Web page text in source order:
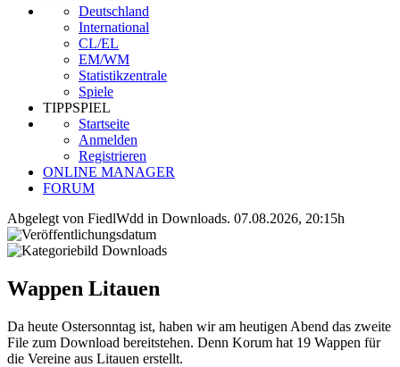
Deutschland
International
CL/EL
EM/WM
Statistikzentrale
Spiele
TIPPSPIEL
Startseite
Anmelden
Registrieren
ONLINE MANAGER
FORUM
Abgelegt von FiedlWdd in Downloads. 07.08.2026, 20:15h
Wappen Litauen
Da heute Ostersonntag ist, haben wir am heutigen Abend das zweite
File zum Download bereitstehen. Denn Korum hat 19 Wappen für
die Vereine aus Litauen erstellt.